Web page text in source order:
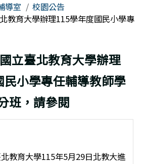
導室
校園公告
教育大學辦理115學年度國民小學專
立臺北教育大學辦理
民小學專任輔導教師學
班，請參閱
教育大學115年5月29日北教大進